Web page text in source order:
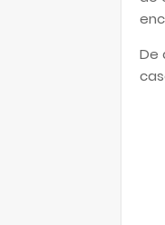
De